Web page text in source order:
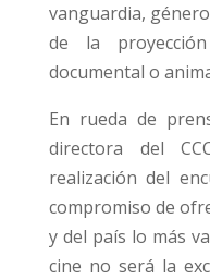
vanguardia,
de la
documental o
En rueda de
directora del
realización del
compromiso de
y del país lo más
cine no será la